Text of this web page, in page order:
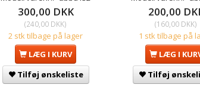
300,00 DKK
(240,00 DKK)
2 stk tilbage på lager
LÆG I KURV
Tilføj ønskeliste
200,00
(160,00 DKK)
1 stk tilbage på
LÆG I
Tilføj